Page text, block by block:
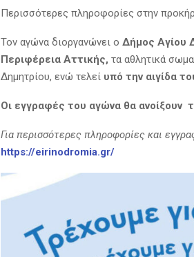
Περισσότερες πληροφορίες στην
Τον αγώνα διοργανώνει ο Δήμος Αγίου
Περιφέρεια Αττικής, τα αθλητικά
Δημητρίου, ενώ τελεί υπό την αιγίδα
Οι εγγραφές του αγώνα θα ανοίξουν
Για περισσότερες πληροφορίες και
https://eirinodromia.gr/